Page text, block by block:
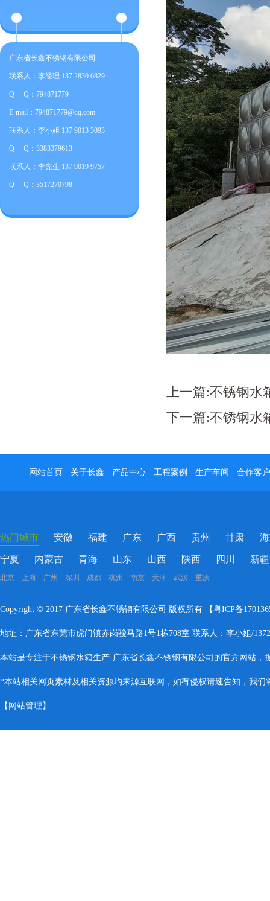
广东省长鑫不锈钢有限公司
联系人：李经理 137 2830 6829
Q Q：794871779
E-mail：794871779@qq.com
联系人：李小姐 137 9013 3093
Q Q：3383379613
联系人：李先生 137 9019 9757
Q Q：3517270798
上一篇:不锈钢水
下一篇:不锈钢水
网站首页 - 关于长鑫 - 产品中心 - 工程案例 - 生产车间 - 合作客户
热门城市 安徽 福建 广东 广西 贵州 甘肃
宁夏 内蒙古 青海 山东 山西 陕西 四川 新疆
北京 上海 广州 深圳 成都 杭州 南京 天津 武汉 重庆
Copyright © 2017 广东省长鑫不锈钢有限公司 版权所有 【粤ICP备
地址：广东省东莞市虎门镇赤岗骏马路1号1栋708室 联系人：李小姐/
本站是专注于不锈钢水箱生产-广东省长鑫不锈钢有限公司的官方网站，
*本站相关网页素材及相关资源均来源互联网，如有侵权请速告知，我们
【 网站管理 】